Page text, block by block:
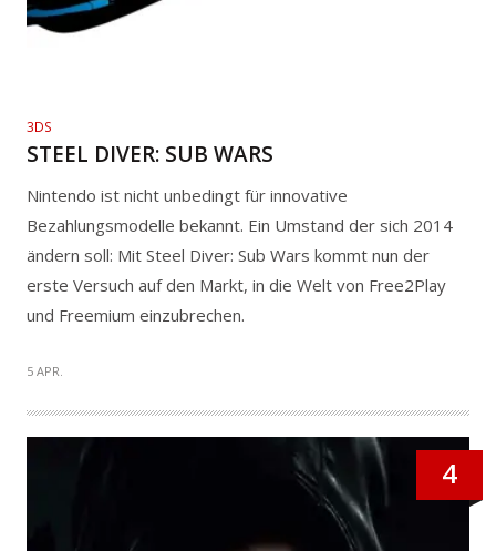
3DS
STEEL DIVER: SUB WARS
Nintendo ist nicht unbedingt für innovative
Bezahlungsmodelle bekannt. Ein Umstand der sich 2014
ändern soll: Mit Steel Diver: Sub Wars kommt nun der
erste Versuch auf den Markt, in die Welt von Free2Play
und Freemium einzubrechen.
5 APR.
4